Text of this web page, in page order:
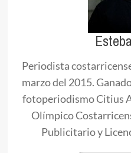
Periodista
marzo del 2015.
fotoperiodismo Citius
Olímpico
Publicitario y